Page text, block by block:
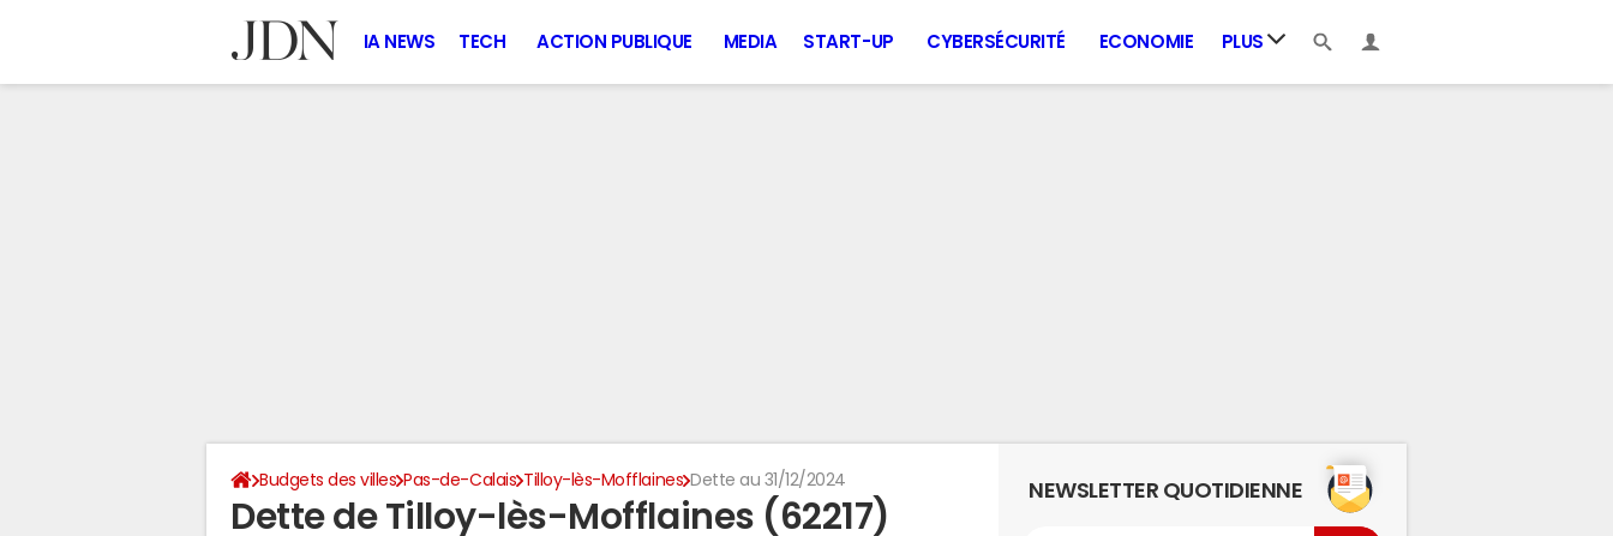
IA NEWS TECH ACTION PUBLIQUE MEDIA START-UP CYBERSÉCURITÉ ECONOMIE PLUS
Budgets des villes Pas-de-Calais Tilloy-lès-Mofflaines Dette au 31/12/2024
Dette de Tilloy-lès-Mofflaines (62217)
NEWSLETTER QUOTIDIENNE